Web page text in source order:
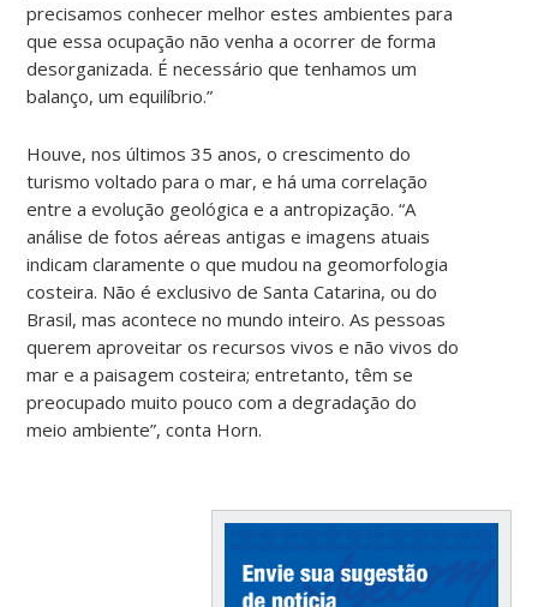
precisamos conhecer melhor estes ambientes para
que essa ocupação não venha a ocorrer de forma
desorganizada. É necessário que tenhamos um
balanço, um equilíbrio.”
Houve, nos últimos 35 anos, o crescimento do
turismo voltado para o mar, e há uma correlação
entre a evolução geológica e a antropização. “A
análise de fotos aéreas antigas e imagens atuais
indicam claramente o que mudou na geomorfologia
costeira. Não é exclusivo de Santa Catarina, ou do
Brasil, mas acontece no mundo inteiro. As pessoas
querem aproveitar os recursos vivos e não vivos do
mar e a paisagem costeira; entretanto, têm se
preocupado muito pouco com a degradação do
meio ambiente”, conta Horn.